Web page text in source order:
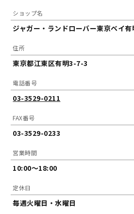
ショップ名
ジャガー・ランドローバー東京ベイ有
住所
東京都江東区有明3-7-3
電話番号
03-3529-0211
FAX番号
03-3529-0233
営業時間
10:00～18:00
定休日
毎週火曜日・水曜日